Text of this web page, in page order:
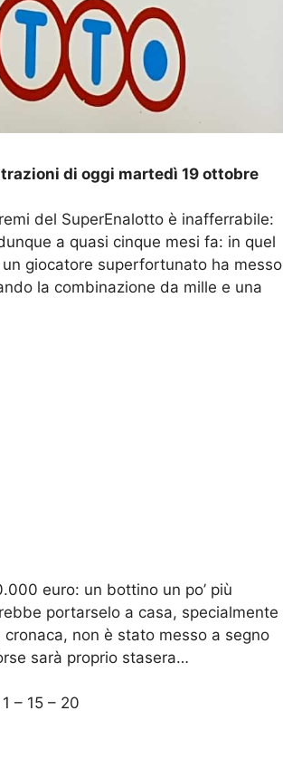
di oggi martedì 19 ottobre
del SuperEnalotto è inafferrabile:
a quasi cinque mesi fa: in quel
giocatore superfortunato ha messo
la combinazione da mille e una
euro: un bottino un po’ più
portarselo a casa, specialmente
non è stato messo a segno
sarà proprio stasera…
– 15 – 20